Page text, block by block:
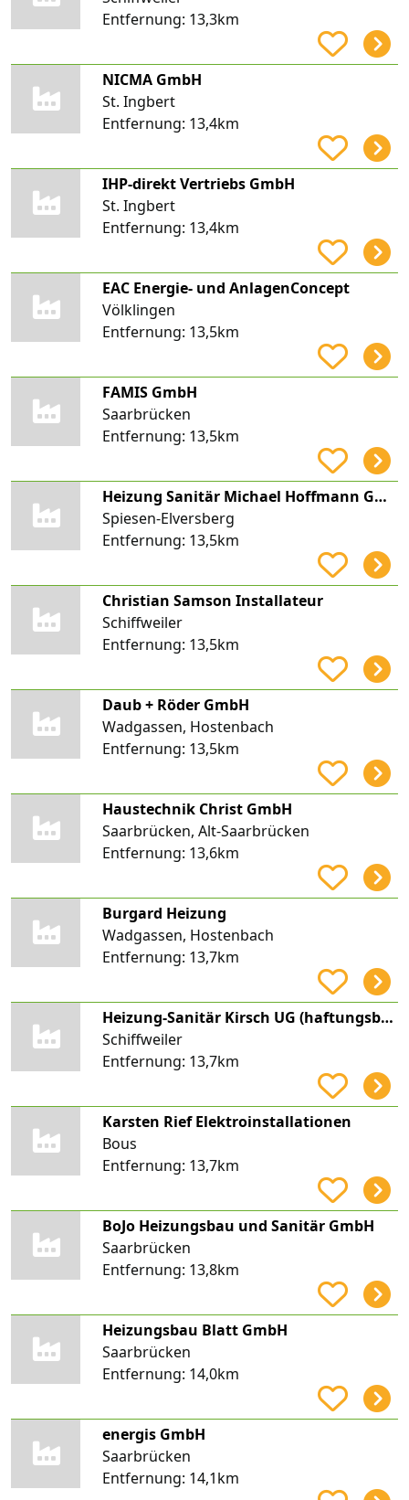
Entfernung: 13,3km
NICMA GmbH
St. Ingbert
Entfernung: 13,4km
IHP-direkt Vertriebs GmbH
St. Ingbert
Entfernung: 13,4km
EAC Energie- und AnlagenConcept
Völklingen
Entfernung: 13,5km
FAMIS GmbH
Saarbrücken
Entfernung: 13,5km
Heizung Sanitär Michael Hoffmann GmbH
Spiesen-Elversberg
Entfernung: 13,5km
Christian Samson Installateur
Schiffweiler
Entfernung: 13,5km
Daub + Röder GmbH
Wadgassen, Hostenbach
Entfernung: 13,5km
Haustechnik Christ GmbH
Saarbrücken, Alt-Saarbrücken
Entfernung: 13,6km
Burgard Heizung
Wadgassen, Hostenbach
Entfernung: 13,7km
Heizung-Sanitär Kirsch UG (haftungsbeschränkt)
Schiffweiler
Entfernung: 13,7km
Karsten Rief Elektroinstallationen
Bous
Entfernung: 13,7km
BoJo Heizungsbau und Sanitär GmbH
Saarbrücken
Entfernung: 13,8km
Heizungsbau Blatt GmbH
Saarbrücken
Entfernung: 14,0km
energis GmbH
Saarbrücken
Entfernung: 14,1km